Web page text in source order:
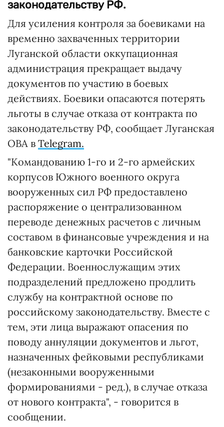
законодательству РФ.
Для усиления контроля за боевиками на
временно захваченных территории
Луганской области оккупационная
администрация прекращает выдачу
документов по участию в боевых
действиях. Боевики опасаются потерять
льготы в случае отказа от контракта по
законодательству РФ, сообщает Луганская
ОВА в Telegram.
"Командованию 1-го и 2-го армейских
корпусов Южного военного округа
вооруженных сил РФ предоставлено
распоряжение о централизованном
переводе денежных расчетов с личным
составом в финансовые учреждения и на
банковские карточки Российской
Федерации. Военнослужащим этих
подразделений предложено продлить
службу на контрактной основе по
российскому законодательству. Вместе с
тем, эти лица выражают опасения по
поводу аннуляции документов и льгот,
назначенных фейковыми республиками
(незаконными вооруженными
формированиями - ред.), в случае отказа
от нового контракта", - говорится в
сообщении.